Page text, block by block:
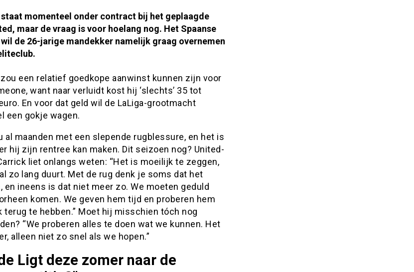
momenteel onder contract bij het geplaagde
maar de vraag is voor hoelang nog. Het Spaanse
wil de 26-jarige mandekker namelijk graag overnemen
een relatief goedkope aanwinst kunnen zijn voor
want naar verluidt kost hij ‘slechts’ 35 tot
En voor dat geld wil de LaLiga-grootmacht
een gokje wagen.
al maanden met een slepende rugblessure, en het is
hij zijn rentree kan maken. Dit seizoen nog? United-
liet onlangs weten: “Het is moeilijk te zeggen,
zo lang duurt. Met de rug denk je soms dat het
en ineens is dat niet meer zo. We moeten geduld
komen. We geven hem tijd en proberen hem
terug te hebben.” Moet hij misschien tóch nog
“We proberen alles te doen wat we kunnen. Het
alleen niet zo snel als we hopen.”
Ligt deze zomer naar de